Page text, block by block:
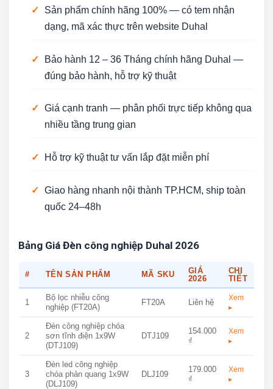
✓
Sản phẩm chính hãng 100% — có tem nhận
dạng, mã xác thực trên website Duhal
✓
Bảo hành 12 – 36 Tháng chính hãng Duhal —
đúng bảo hành, hỗ trợ kỹ thuật
✓ Giá cạnh tranh — phân phối trực tiếp không qua
nhiều tầng trung gian
✓ Hỗ trợ kỹ thuật tư vấn lắp đặt miễn phí
✓ Giao hàng nhanh nội thành TP.HCM, ship toàn
quốc 24–48h
Bảng Giá Đèn công nghiệp Duhal 2026
# TÊN SẢN PHẨM MÃ SKU
GIÁ
2026
CHI
TIẾT
1
Bộ lọc nhiễu công
nghiệp (FT20A)
FT20A Liên hệ
Xem
▸
2
Đèn công nghiệp chóa
sơn tĩnh điện 1x9W
(DTJ109)
DTJ109
154.000
₫
Xem
▸
3
Đèn led công nghiệp
chóa phản quang 1x9W
(DLJ109)
DLJ109
179.000
₫
Xem
▸